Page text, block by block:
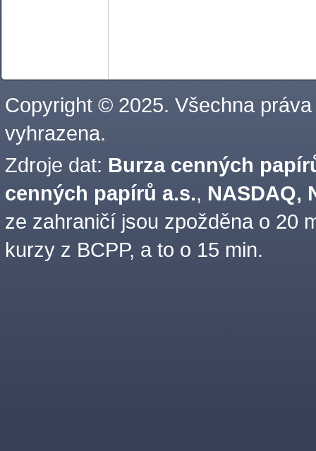
Copyright © 2025. Všechna práva
vyhrazena.
Zdroje dat: Burza cenných
cenných papírů a.s., NASDAQ,
ze zahraničí jsou zpožděna o 20
kurzy z BCPP, a to o 15 min.